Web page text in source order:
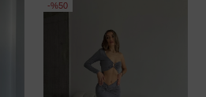
%50